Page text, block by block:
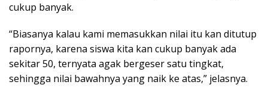
cukup banyak.
“Biasanya kalau kami memasukkan nilai itu kan ditutup
rapornya, karena siswa kita kan cukup banyak ada
sekitar 50, ternyata agak bergeser satu tingkat,
sehingga nilai bawahnya yang naik ke atas,” jelasnya.